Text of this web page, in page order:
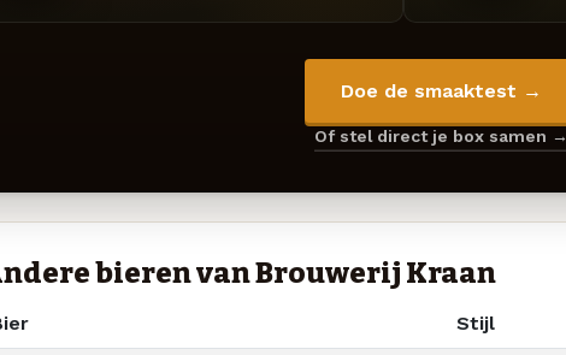
Doe de smaaktest →
Of stel direct je box samen →
bieren van Brouwerij Kraan
Stijl